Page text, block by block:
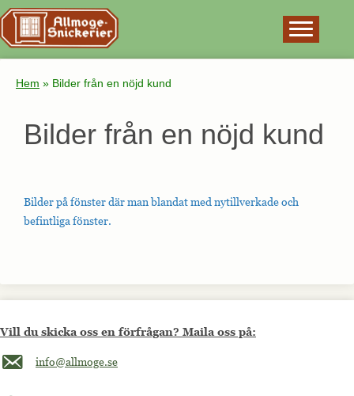
Hem » Bilder från en nöjd kund
Bilder från en nöjd kund
Bilder på fönster där man blandat med nytillverkade och
befintliga fönster.
Vill du skicka oss en förfrågan? Maila oss på:
Maila oss på info@allmoge.se
info@allmoge.se